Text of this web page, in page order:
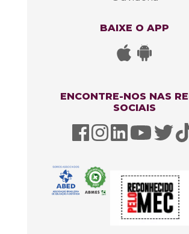
BAIXE O APP
ENCONTRE-NOS NAS
SOCIAIS